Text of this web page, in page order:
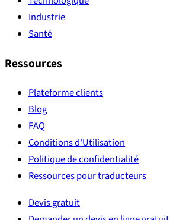
Industrie
Santé
Ressources
Plateforme clients
Blog
FAQ
Conditions d'Utilisation
Politique de confidentialité
Ressources pour traducteurs
Devis gratuit